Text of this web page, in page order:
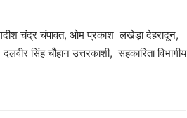
चंद्र चंपावत, ओम प्रकाश लखेड़ा देहरादून,
सिंह चौहान उत्तरकाशी, सहकारिता विभागीय